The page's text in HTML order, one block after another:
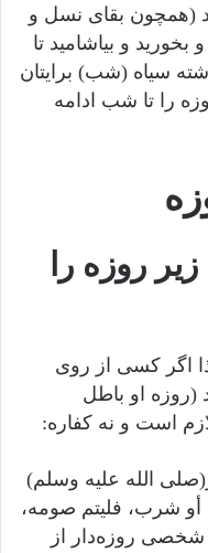
(همچون بقای نسل و
و بیاشامید تا
سیاه (شب) برایتان
را تا شب ادامه
روزه را
اگر کسی از روی
(روزه او باطل
است و نه کفاره:
الله عليه وسلم)
شرب، فلیتم صومه،
و سقاه)[3] «اگر شخصی روزه‌دار از